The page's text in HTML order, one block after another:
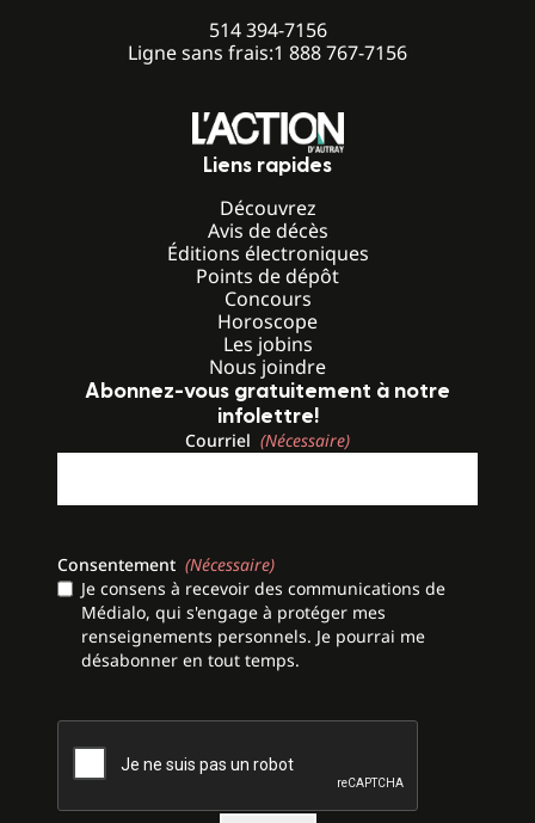
514 394-7156
Ligne sans frais:1 888 767-7156
Liens rapides
Découvrez
Avis de décès
Éditions électroniques
Points de dépôt
Concours
Horoscope
Les jobins
Nous joindre
Abonnez-vous gratuitement à notre
infolettre!
Courriel (Nécessaire)
Consentement (Nécessaire)
Je consens à recevoir des communications de
Médialo, qui s'engage à protéger mes
renseignements personnels. Je pourrai me
désabonner en tout temps.
CAPTCHA